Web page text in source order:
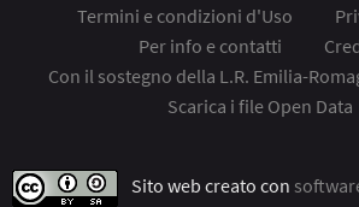
Termini e condizioni d'Uso
Per info e contatti
Con il sostegno della L.R. Emilia-
Scarica i file Open Data
Sito web creato con